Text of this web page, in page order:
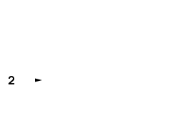
2